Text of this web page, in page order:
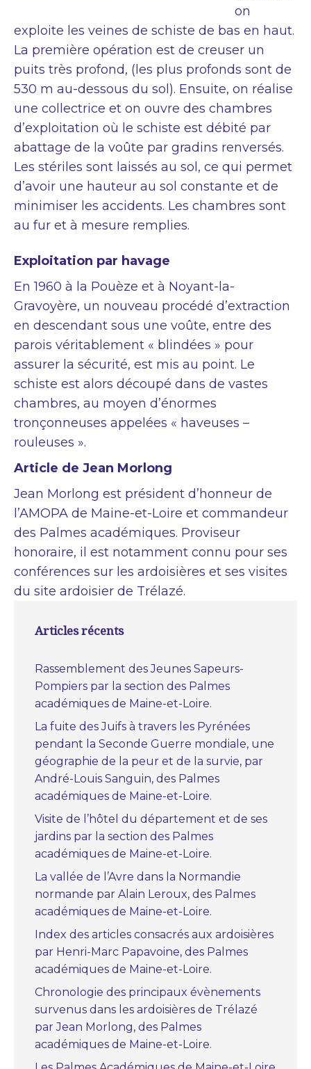
on
exploite les veines de schiste de bas en haut.
La première opération est de creuser un
puits très profond, (les plus profonds sont de
530 m au-dessous du sol). Ensuite, on réalise
une collectrice et on ouvre des chambres
d’exploitation où le schiste est débité par
abattage de la voûte par gradins renversés.
Les stériles sont laissés au sol, ce qui permet
d’avoir une hauteur au sol constante et de
minimiser les accidents. Les chambres sont
au fur et à mesure remplies.
Exploitation par havage
En 1960 à la Pouèze et à Noyant-la-
Gravoyère, un nouveau procédé d’extraction
en descendant sous une voûte, entre des
parois véritablement « blindées » pour
assurer la sécurité, est mis au point. Le
schiste est alors découpé dans de vastes
chambres, au moyen d’énormes
tronçonneuses appelées « haveuses –
rouleuses ».
Article de Jean Morlong
Jean Morlong est président d’honneur de
l’AMOPA de Maine-et-Loire et commandeur
des Palmes académiques. Proviseur
honoraire, il est notamment connu pour ses
conférences sur les ardoisières et ses visites
du site ardoisier de Trélazé.
Articles récents
Rassemblement des Jeunes Sapeurs-
Pompiers par la section des Palmes
académiques de Maine-et-Loire.
La fuite des Juifs à travers les Pyrénées
pendant la Seconde Guerre mondiale, une
géographie de la peur et de la survie, par
André-Louis Sanguin, des Palmes
académiques de Maine-et-Loire.
Visite de l’hôtel du département et de ses
jardins par la section des Palmes
académiques de Maine-et-Loire.
La vallée de l’Avre dans la Normandie
normande par Alain Leroux, des Palmes
académiques de Maine-et-Loire.
Index des articles consacrés aux ardoisières
par Henri-Marc Papavoine, des Palmes
académiques de Maine-et-Loire.
Chronologie des principaux évènements
survenus dans les ardoisières de Trélazé
par Jean Morlong, des Palmes
académiques de Maine-et-Loire.